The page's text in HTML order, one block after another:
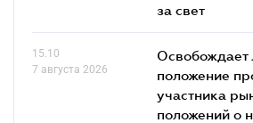
за свет
15.10
7 августа 2026
Освобождает
положение
участника
положений о